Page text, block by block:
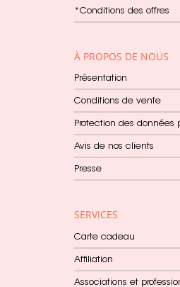
*Conditions des offres
À PROPOS DE NOUS
Présentation
Conditions de vente
Protection des données
Avis de nos clients
Presse
SERVICES
Carte cadeau
Affiliation
Associations et